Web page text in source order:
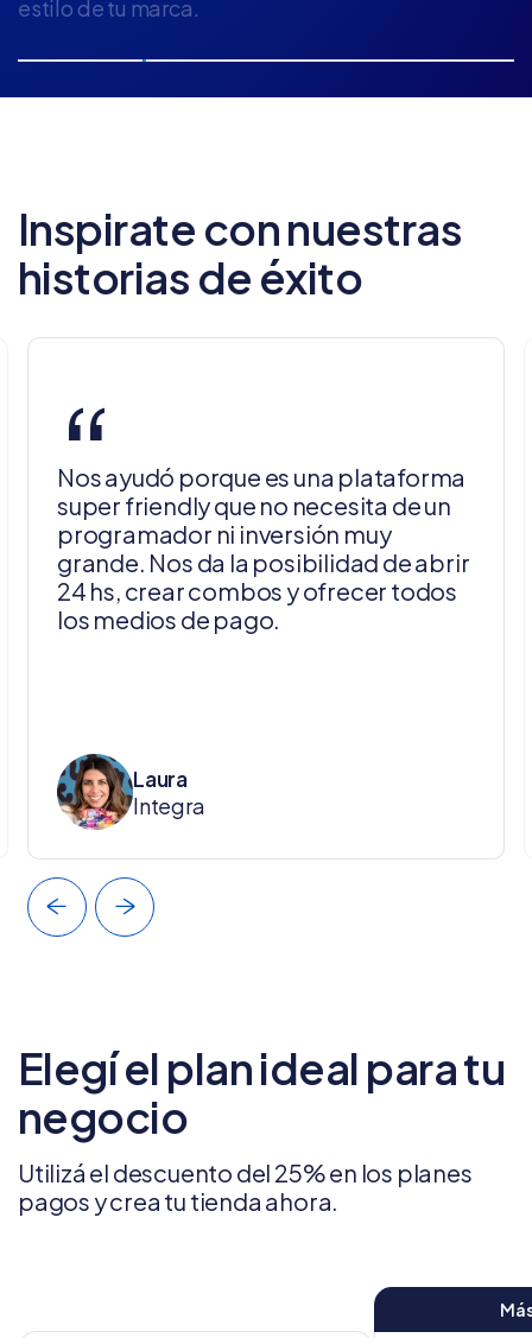
estilo de tu marca.
Inspirate con nuestras
historias de éxito
“
Nos ayudó porque es una plataforma
super friendly que no necesita de un
programador ni inversión muy
grande. Nos da la posibilidad de abrir
24 hs, crear combos y ofrecer todos
los medios de pago.
Laura
Integra
Elegí el plan ideal para tu
negocio
Utilizá el descuento del 25% en los planes
pagos y crea tu tienda ahora.